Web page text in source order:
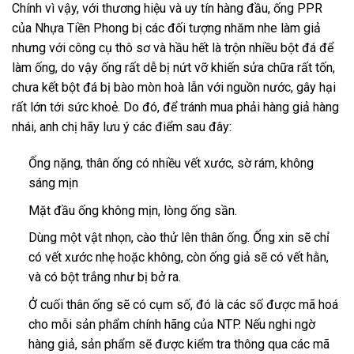
Chính vì vậy, với thương hiệu và uy tín hàng đầu, ống PPR
của Nhựa Tiền Phong bị các đối tượng nhăm nhe làm giả
nhưng với công cụ thô sơ và hầu hết là trộn nhiều bột đá để
làm ống, do vậy ống rất dễ bị nứt vỡ khiến sửa chữa rất tốn,
chưa kết bột đá bị bào mòn hoà lẫn với nguồn nước, gây hại
rất lớn tới sức khoẻ. Do đó, để tránh mua phải hàng giả hàng
nhái, anh chị hãy lưu ý các điểm sau đây:
Ống nặng, thân ống có nhiều vết xước, sờ rám, không
sáng mịn
Mặt đầu ống không mịn, lòng ống sần.
Dùng một vật nhọn, cào thử lên thân ống. Ống xin sẽ chỉ
có vết xước nhẹ hoặc không, còn ống giả sẽ có vết hằn,
và có bột trắng như bị bở ra.
Ở cuối thân ống sẽ có cụm số, đó là các số được mã hoá
cho mỗi sản phẩm chính hãng của NTP. Nếu nghi ngờ
hàng giả, sản phẩm sẽ được kiểm tra thông qua các mã